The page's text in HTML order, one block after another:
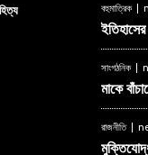
বহুমাত্রিক
সাংগঠনিক
মাকে
রাজনীতি